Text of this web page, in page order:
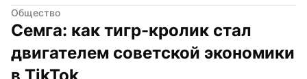
Общество
Семга: как тигр-кролик стал
двигателем советской экономики